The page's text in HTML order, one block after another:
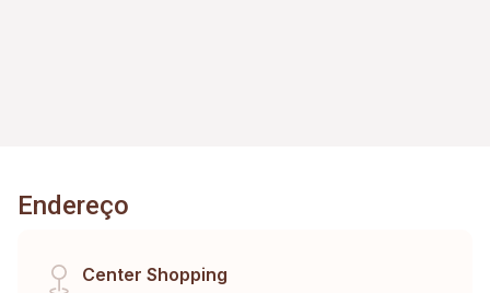
Endereço
Center Shopping